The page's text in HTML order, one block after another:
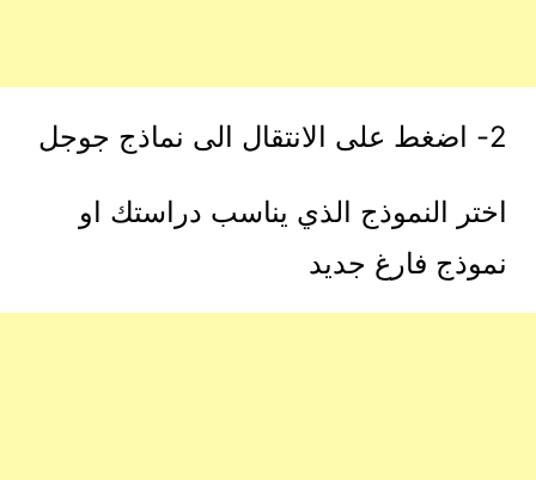
2- اضغط على الانتقال الى نماذج جوجل
اختر النموذج الذي يناسب دراستك او
نموذج فارغ جديد